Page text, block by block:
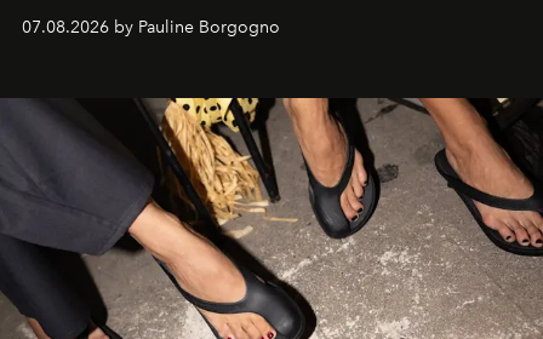
d'exception composent un véritable voyage sensoriel.
07.08.2026 by Pauline Borgogno